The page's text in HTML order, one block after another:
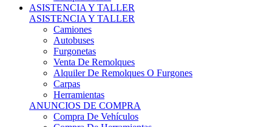
ASISTENCIA Y TALLER
Camiones
Autobuses
Furgonetas
Venta De Remolques
Alquiler De Remolques O Furgones
Carpas
Herramientas
ANUNCIOS DE COMPRA
Compra De Vehículos
Compra De Herramientas